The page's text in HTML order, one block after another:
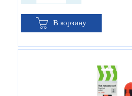
В корзину